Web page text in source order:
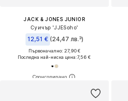
JACK & JONES JUNIOR
Суичър 'JJESoho'
12,51 € (24,47 лв.³)
Първоначално: 27,90 €
Последна най-ниска цена:7,56 €